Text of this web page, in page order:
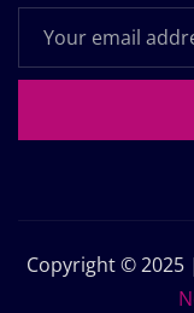
Copyright © 2025